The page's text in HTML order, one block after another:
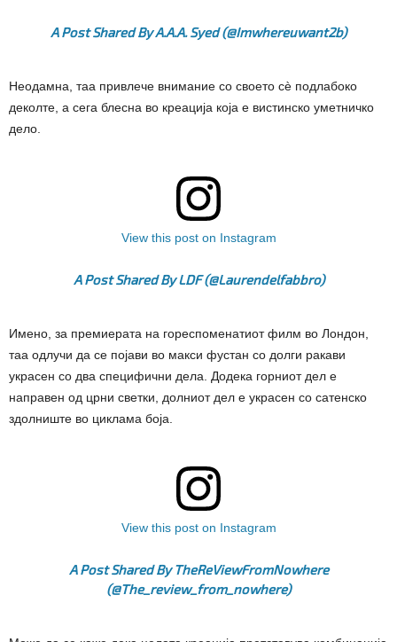
A Post Shared By A.A.A. Syed (@imwhereuwant2b)
Неодамна, таа привлече внимание со своето сè подлабоко
деколте, а сега блесна во креација која е вистинско уметничко
дело.
View this post on Instagram
A Post Shared By LDF (@laurendelfabbro)
Имено, за премиерата на гореспоменатиот филм во Лондон,
таа одлучи да се појави во макси фустан со долги ракави
украсен со два специфични дела. Додека горниот дел е
направен од црни светки, долниот дел е украсен со сатенско
здолниште во циклама боја.
View this post on Instagram
A Post Shared By TheReViewFromNowhere
(@the_review_from_nowhere)